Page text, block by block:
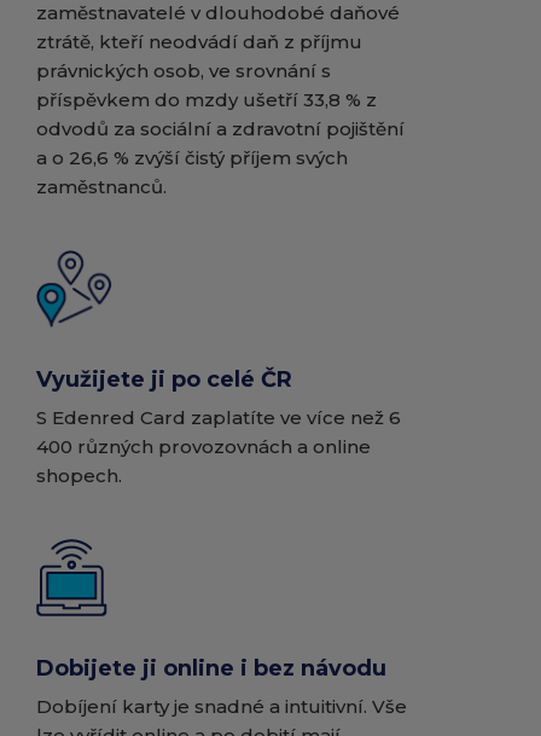
zaměstnavatelé v dlouhodobé daňové
ztrátě, kteří neodvádí daň z příjmu
právnických osob, ve srovnání s
příspěvkem do mzdy ušetří 33,8 % z
odvodů za sociální a zdravotní pojištění
a o 26,6 % zvýší čistý příjem svých
zaměstnanců.​
Využijete ji po celé ČR
S Edenred Card zaplatíte ve více než 6
400 různých provozovnách a online
shopech.
Dobijete ji online i bez návodu
Dobíjení karty je snadné a intuitivní. Vše